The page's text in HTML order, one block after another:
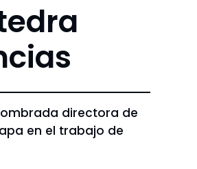
directora de
en el trabajo de